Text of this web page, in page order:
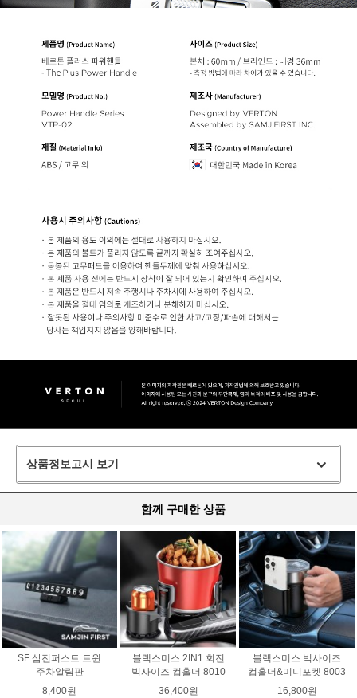
상품정보고시 보기
함께 구매한 상품
SF 삼진퍼스트 트윈
주차알림판
8,400원
블랙스미스 2IN1 회전
빅사이즈 컵홀더 8010
36,400원
블랙스미스 빅사이즈
컵홀더&미니포켓 8003
16,800원